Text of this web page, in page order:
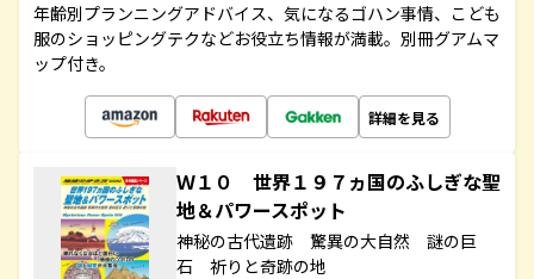
年齢別プランニングアドバイス、気になるゴハン事情、こども
服のショッピングテクなどお役立ち情報が満載。別冊グアムマ
ップ付き。
詳細を見る
Ｗ１０ 世界１９７ヵ国のふしぎな聖
地＆パワースポット
神秘の古代遺跡 驚異の大自然 謎の巨
石 祈りと奇跡の地